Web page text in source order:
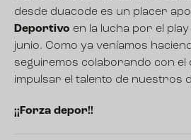
desde duacode es un placer
Deportivo en la lucha por el
junio. Como ya veníamos
seguiremos colaborando con el
impulsar el talento de nuestros
¡¡Forza depor!!